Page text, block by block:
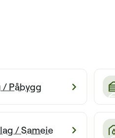
Påbygg
/ Sameie